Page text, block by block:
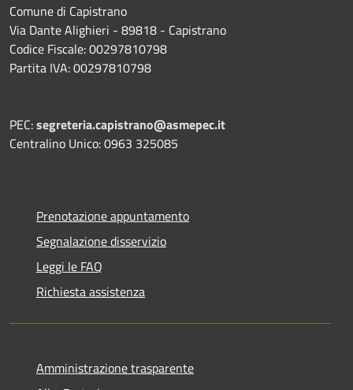
Comune di Capistrano
Via Dante Alighieri - 89818 - Capistrano
Codice Fiscale: 00297810798
Partita IVA: 00297810798
PEC:segreteria.capistrano@asmepec.it
Centralino Unico: 0963 325085
Prenotazione appuntamento
Segnalazione disservizio
Leggi le FAQ
Richiesta assistenza
Amministrazione trasparente